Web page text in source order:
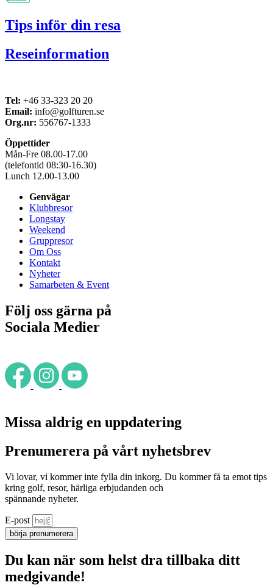
Tips inför din resa
Reseinformation
Tel: +46 33-323 20 20
Email: info@golfturen.se
Org.nr: 556767-1333
Öppettider
Mån-Fre 08.00-17.00
(telefontid 08:30-16.30)
Lunch 12.00-13.00
Genvägar
Klubbresor
Longstay
Weekend
Gruppresor
Om Oss
Kontakt
Nyheter
Samarbeten & Event
Följ oss gärna på
Sociala Medier
Missa aldrig en uppdatering
Prenumerera på vårt nyhetsbrev
Vi lovar, vi kommer inte fylla din inkorg. Du kommer få ta emot tips
kring golf, resor, härliga erbjudanden och
spännande nyheter.
E-post
börja prenumerera
Du kan när som helst dra tillbaka ditt
medgivande!